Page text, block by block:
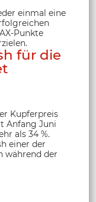
einmal eine
Punkte
für die
Kupferpreis
Anfang Juni
als 34 %.
einer der
während der